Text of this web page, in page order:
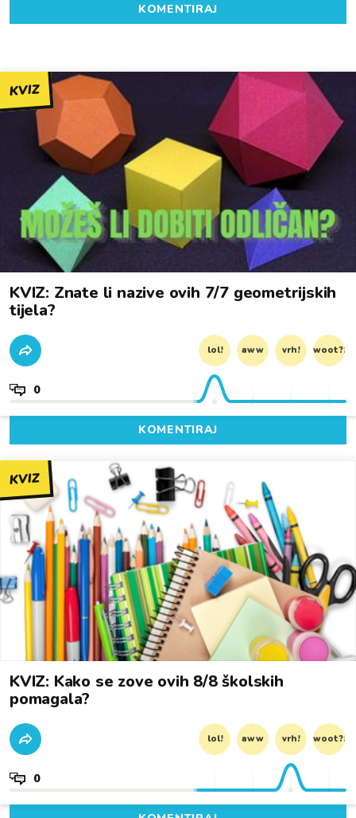
KOMENTIRAJ
KVIZ
KVIZ: Znate li nazive ovih 7/7 geometrijskih
tijela?
lol! aww vrh! woot?!
0
KOMENTIRAJ
KVIZ
KVIZ: Kako se zove ovih 8/8 školskih
pomagala?
lol! aww vrh! woot?!
0